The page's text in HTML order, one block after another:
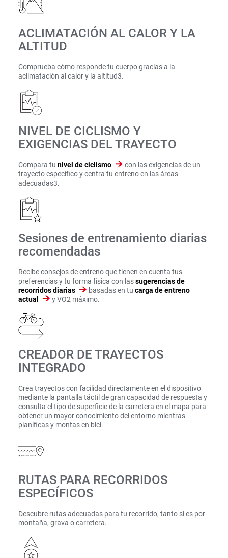
ACLIMATACIÓN AL CALOR Y LA
ALTITUD
Comprueba cómo responde tu cuerpo gracias a la
aclimatación al calor y la altitud3.
NIVEL DE CICLISMO Y
EXIGENCIAS DEL TRAYECTO
Compara tu nivel de ciclismo
con las exigencias de un
trayecto específico y centra tu entreno en las áreas
adecuadas3.
Sesiones de entrenamiento diarias
recomendadas
Recibe consejos de entreno que tienen en cuenta tus
preferencias y tu forma física con lassugerencias de
recorridos diarias
basadas en tu carga de entreno
actual
y VO2 máximo.
CREADOR DE TRAYECTOS
INTEGRADO
Crea trayectos con facilidad directamente en el dispositivo
mediante la pantalla táctil de gran capacidad de respuesta y
consulta el tipo de superficie de la carretera en el mapa para
obtener un mayor conocimiento del entorno mientras
planificas y montas en bici.
RUTAS PARA RECORRIDOS
ESPECÍFICOS
Descubre rutas adecuadas para tu recorrido, tanto si es por
montaña, grava o carretera.